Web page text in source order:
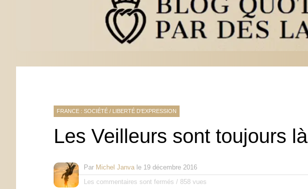
FRANCE : SOCIÉTÉ / LIBERTÉ D'EXPRESSION
Les Veilleurs sont toujours là
Par Michel Janva le 19 décembre 2016
Les commentaires sont fermés / 858 vues